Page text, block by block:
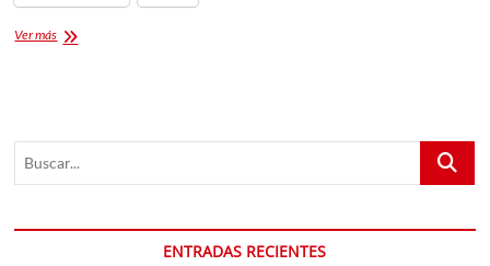
Ver másRueda
Adictiva
Buscar...
ENTRADAS RECIENTES